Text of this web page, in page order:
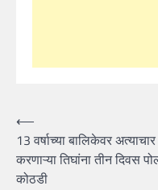
Post
navigation
⟵
13 वर्षाच्या बालिकेवर अत्याचार
करणाऱ्या तिघांना तीन दिवस
कोठडी